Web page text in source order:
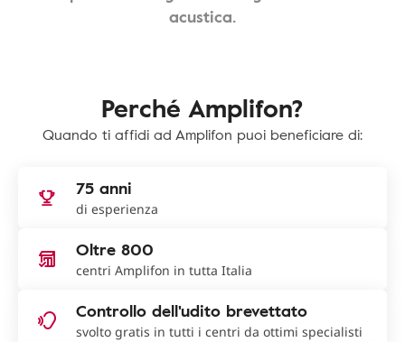
acustica.
Perché Amplifon?
Quando ti affidi ad Amplifon puoi beneficiare di:
75 anni
di esperienza
Oltre 800
centri Amplifon in tutta Italia
Controllo dell'udito brevettato
svolto gratis in tutti i centri da ottimi specialisti